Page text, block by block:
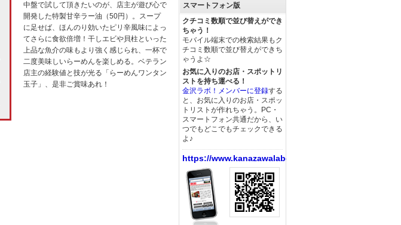
中盤で試して頂きたいのが、店主が遊び心で
開発した特製甘辛ラー油（50円）。スープ
に足せば、ほんのり効いたピリ辛風味によっ
てさらに食欲倍増！干しエビや貝柱といった
上品な魚介の味もより強く感じられ、一杯で
二度美味しいらーめんを楽しめる。ベテラン
店主の経験値と技が光る「らーめんワンタン
玉子」、是非ご賞味あれ！
スマートフォン版
クチコミ数順で並び替えができ
ちゃう！
モバイル端末での検索結果もク
チコミ数順で並び替えができち
ゃうよ☆
お気に入りのお店・スポットリ
ストを持ち運べる！
金沢ラボ！メンバーに登録する
と、お気に入りのお店・スポッ
トリストが作れちゃう。PC・
スマートフォン共通だから、い
つでもどこでもチェックできる
よ♪
https://www.kanazawalabo.net/